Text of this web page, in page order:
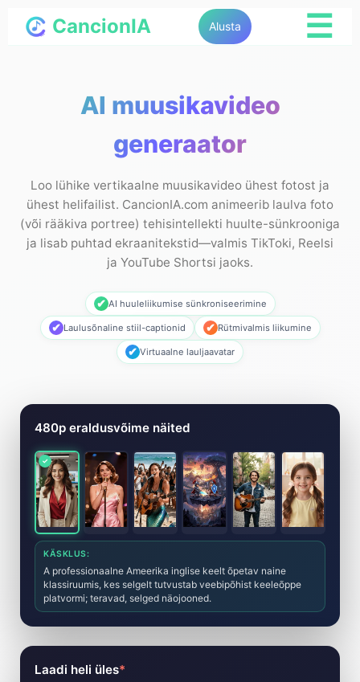
CancionIA Alusta ☰
AI muusikavideo
generaator
Loo lühike vertikaalne muusikavideo ühest fotost ja
ühest helifailist. CancionIA.com animeerib laulva foto
(või rääkiva portree) tehisintellekti huulte-sünkrooniga
ja lisab puhtad ekraanitekstid—valmis TikToki, Reelsi
ja YouTube Shortsi jaoks.
✔ AI huuleliikumise sünkroniseerimine
✔ Laulusõnaline stiil-captionid ✔ Rütmivalmis liikumine
✔ Virtuaalne lauljaavatar
Tehisintellektil põhinev
Laadi heli üles*
480p eraldusvõime näited
KÄSKLUS:
A professionaalne Ameerika inglise keelt õpetav naine
klassiruumis, kes selgelt tutvustab veebipõhist keeleõppe
platvormi; teravad, selged näojooned.